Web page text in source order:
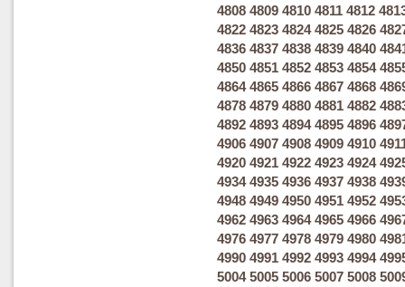
4808 4809 4810 4811 4812
4822 4823 4824 4825 4826
4836 4837 4838 4839 4840
4850 4851 4852 4853 4854
4864 4865 4866 4867 4868
4878 4879 4880 4881 4882
4892 4893 4894 4895 4896
4906 4907 4908 4909 4910
4920 4921 4922 4923 4924
4934 4935 4936 4937 4938
4948 4949 4950 4951 4952
4962 4963 4964 4965 4966
4976 4977 4978 4979 4980
4990 4991 4992 4993 4994
5004 5005 5006 5007 5008